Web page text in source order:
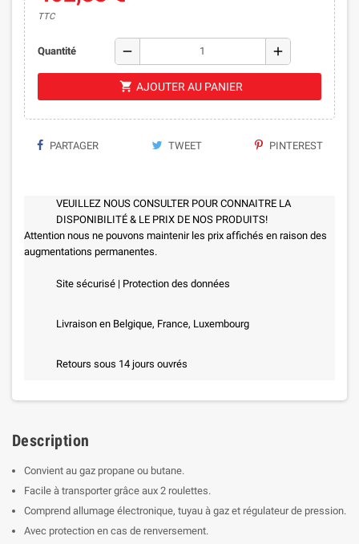
TTC
Quantité remove add
shopping_cart AJOUTER AU PANIER
PARTAGER TWEET PINTEREST
VEUILLEZ NOUS CONSULTER POUR CONNAITRE LA
DISPONIBILITÉ & LE PRIX DE NOS PRODUITS!
Attention nous ne pouvons maintenir les prix affichés en raison des
augmentations permanentes.
Site sécurisé | Protection des données
Livraison en Belgique, France, Luxembourg
Retours sous 14 jours ouvrés
Description
Convient au gaz propane ou butane.
Facile à transporter grâce aux 2 roulettes.
Comprend allumage électronique, tuyau à gaz et régulateur de pression.
Avec protection en cas de renversement.